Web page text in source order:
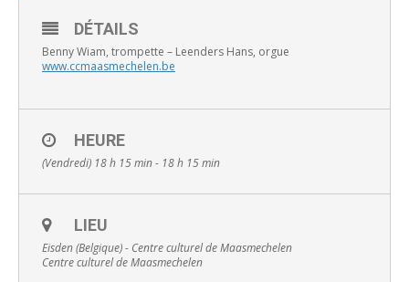
DÉTAILS
Benny Wiam, trompette – Leenders Hans, orgue
www.ccmaasmechelen.be
HEURE
(Vendredi) 18 h 15 min - 18 h 15 min
LIEU
Eisden (Belgique) - Centre culturel de Maasmechelen
Centre culturel de Maasmechelen